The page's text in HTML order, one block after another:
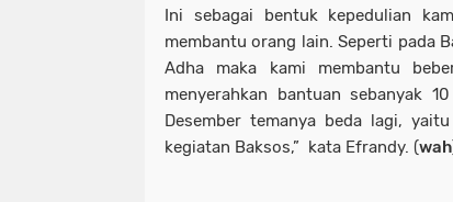
Ini sebagai bentuk kepedulian
membantu orang lain. Seperti pada
Adha maka kami membantu
menyerahkan bantuan sebanyak
Desember temanya beda lagi,
kegiatan Baksos,” kata Efrandy. (wah